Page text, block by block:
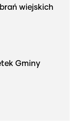
wiejskich
Gminy